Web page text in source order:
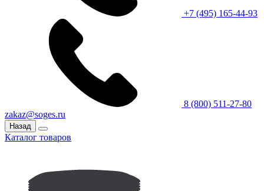
+7 (495) 165-44-93
8 (800) 511-27-80
zakaz@soges.ru
Назад
Каталог товаров